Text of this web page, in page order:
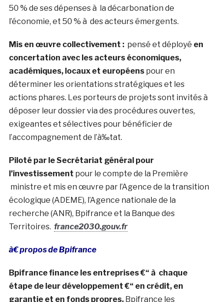
50 % de ses dépenses à la décarbonation de
l’économie, et 50 % à des acteurs émergents.
Mis en œuvre collectivement :pensé et déployé en
concertation avec les acteurs économiques,
académiques, locaux et européenspour en
déterminer les orientations stratégiques et les
actions phares. Les porteurs de projets sont invités à
déposer leur dossier via des procédures ouvertes,
exigeantes et sélectives pour bénéficier de
l’accompagnement de l’à‰tat.
Piloté par le Secrétariat général pour
l’investissement pour le compte de la Première
ministre et mis en œuvre par l’Agence de la transition
écologique (ADEME), l’Agence nationale de la
recherche (ANR), Bpifrance et la Banque des
Territoires. france2030.gouv.fr
à€ propos de Bpifrance
Bpifrance finance les entreprises €“ à chaque
étape de leur développement €“ en crédit, en
garantie et en fonds propres.Bpifrance les